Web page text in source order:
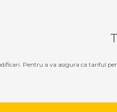
Pentru a va asigura ca tariful